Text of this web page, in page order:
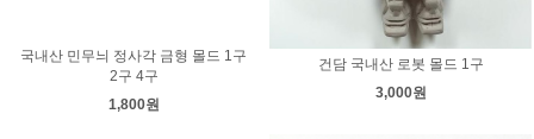
국내산 민무늬 정사각 금형 몰드 1구
2구 4구
1,800원
건담 국내산 로봇 몰드 1구
3,000원